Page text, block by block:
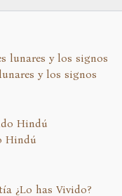
y los signos
Hindú